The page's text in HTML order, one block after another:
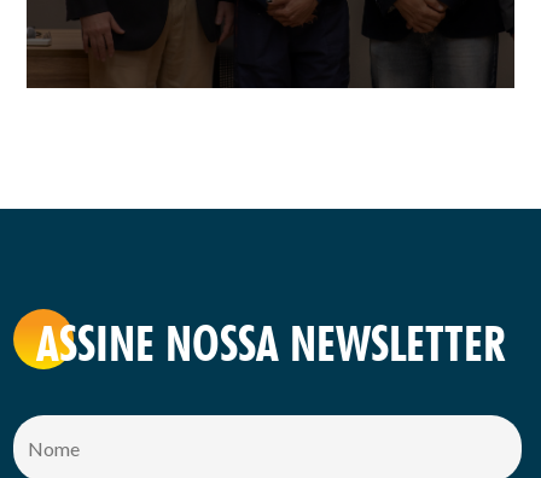
ASSINE NOSSA NEWSLETTER